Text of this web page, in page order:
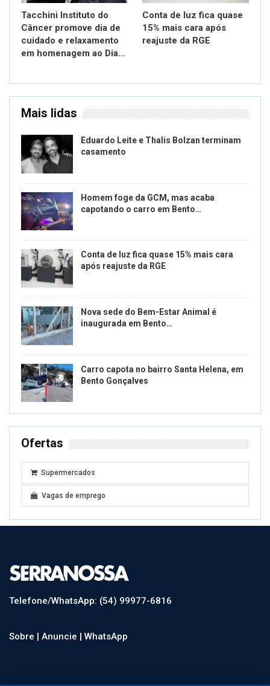
Tacchini Instituto do
Câncer promove dia de
cuidado e relaxamento
em homenagem ao Dia…
Conta de luz fica quase
15% mais cara após
reajuste da RGE
Mais lidas
Eduardo Leite e Thalis Bolzan terminam
casamento
Homem foge da GCM, mas acaba
capotando o carro em Bento…
Conta de luz fica quase 15% mais cara
após reajuste da RGE
Nova sede do Bem-Estar Animal é
inaugurada em Bento…
Carro capota no bairro Santa Helena, em
Bento Gonçalves
Ofertas
Supermercados
Vagas de emprego
Telefone/WhatsApp: (54) 99977-6816
Sobre | Anuncie | WhatsApp